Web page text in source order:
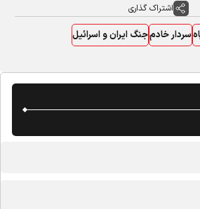
اشتراک گذاری
سردار خادمجنگ ایران و اسرائیل